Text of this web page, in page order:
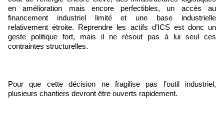
en amélioration mais encore perfectibles, un accès au
financement industriel limité et une base industrielle
relativement étroite. Reprendre les actifs d’ICS est donc un
geste politique fort, mais il ne résout pas à lui seul ces
contraintes structurelles.
Pour que cette décision ne fragilise pas l’outil industriel,
plusieurs chantiers devront être ouverts rapidement.